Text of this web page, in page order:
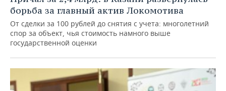
борьба за главный актив Локомотива
От сделки за 100 рублей до снятия с учета: многолетний
спор за объект, чья стоимость намного выше
государственной оценки